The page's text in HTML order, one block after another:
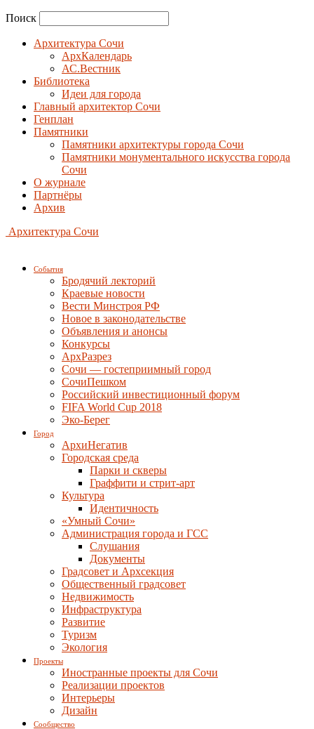
Поиск
Архитектура Сочи
АрхКалендарь
АС.Вестник
Библиотека
Идеи для города
Главный архитектор Сочи
Генплан
Памятники
Памятники архитектуры города Сочи
Памятники монументального искусства города
Сочи
О журнале
Партнёры
Архив
Архитектура Сочи
События
Бродячий лекторий
Краевые новости
Вести Минстроя РФ
Новое в законодательстве
Объявления и анонсы
Конкурсы
АрхРазрез
Сочи — гостеприимный город
СочиПешком
Российский инвестиционный форум
FIFA World Cup 2018
Эко-Берег
Город
АрхиНегатив
Городская среда
Парки и скверы
Граффити и стрит-арт
Культура
Идентичность
«Умный Сочи»
Администрация города и ГСС
Слушания
Документы
Градсовет и Архсекция
Общественный градсовет
Недвижимость
Инфраструктура
Развитие
Туризм
Экология
Проекты
Иностранные проекты для Сочи
Реализации проектов
Интерьеры
Дизайн
Сообщество